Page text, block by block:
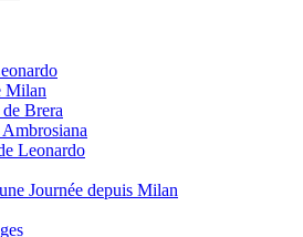
Milan
Brera
Leonardo
Journée depuis Milan